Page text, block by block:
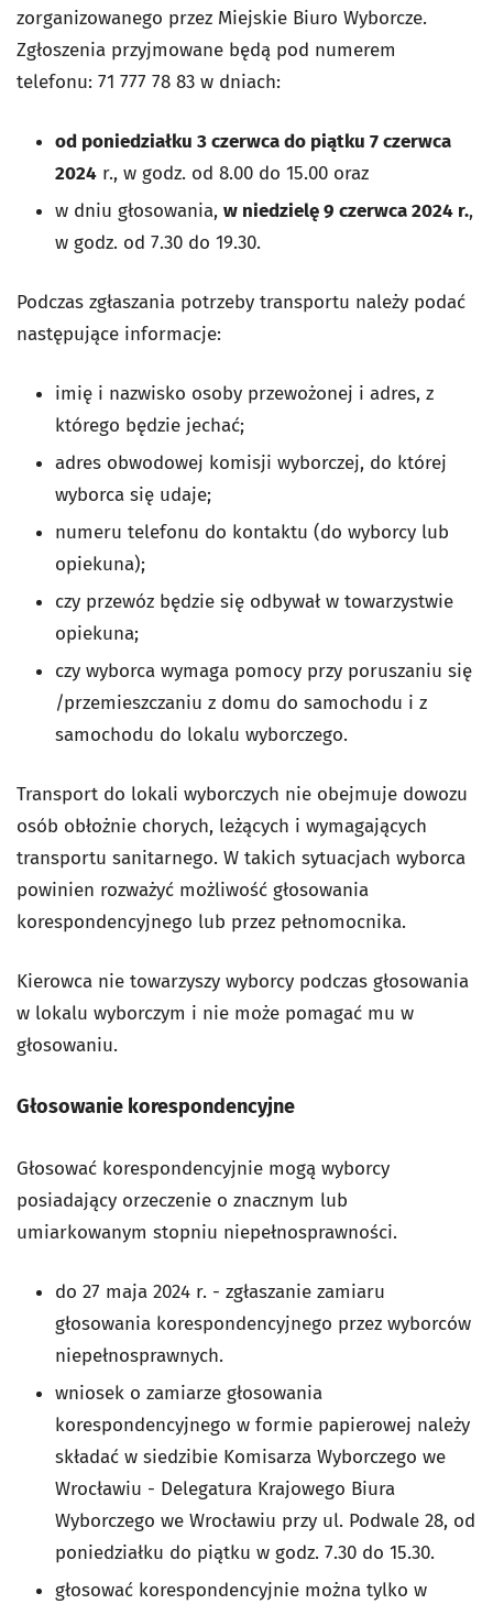
zorganizowanego przez Miejskie Biuro Wyborcze.
Zgłoszenia przyjmowane będą pod numerem
telefonu: 71 777 78 83 w dniach:
od poniedziałku 3 czerwca do piątku 7 czerwca
2024 r., w godz. od 8.00 do 15.00 oraz
w dniu głosowania, w niedzielę 9 czerwca 2024 r.,
w godz. od 7.30 do 19.30.
Podczas zgłaszania potrzeby transportu należy podać
następujące informacje:
imię i nazwisko osoby przewożonej i adres, z
którego będzie jechać;
adres obwodowej komisji wyborczej, do której
wyborca się udaje;
numeru telefonu do kontaktu (do wyborcy lub
opiekuna);
czy przewóz będzie się odbywał w towarzystwie
opiekuna;
czy wyborca wymaga pomocy przy poruszaniu się
/przemieszczaniu z domu do samochodu i z
samochodu do lokalu wyborczego.
Transport do lokali wyborczych nie obejmuje dowozu
osób obłożnie chorych, leżących i wymagających
transportu sanitarnego. W takich sytuacjach wyborca
powinien rozważyć możliwość głosowania
korespondencyjnego lub przez pełnomocnika.
Kierowca nie towarzyszy wyborcy podczas głosowania
w lokalu wyborczym i nie może pomagać mu w
głosowaniu.
Głosowanie korespondencyjne
Głosować korespondencyjnie mogą wyborcy
posiadający orzeczenie o znacznym lub
umiarkowanym stopniu niepełnosprawności.
do 27 maja 2024 r. - zgłaszanie zamiaru
głosowania korespondencyjnego przez wyborców
niepełnosprawnych.
wniosek o zamiarze głosowania
korespondencyjnego w formie papierowej należy
składać w siedzibie Komisarza Wyborczego we
Wrocławiu - Delegatura Krajowego Biura
Wyborczego we Wrocławiu przy ul. Podwale 28, od
poniedziałku do piątku w godz. 7.30 do 15.30.
głosować korespondencyjnie można tylko w